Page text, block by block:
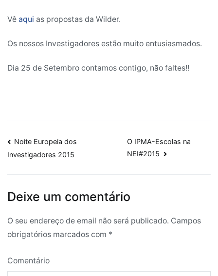
Escolas
sua
das
na
Vê aqui as propostas da Wilder.
Os nossos Investigadores estão muito entusiasmados.
Dia 25 de Setembro contamos contigo, não faltes!!
Navegação
Noite Europeia dos
Investigadores 2015
O IPMA-Escolas na
NEI#2015
Deixe um comentário
O seu endereço de email não será publicado. Campos
obrigatórios marcados com *
Comentário